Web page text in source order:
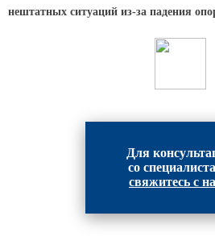
нештатных ситуаций из-за падения
Для
со
свяжитесь с